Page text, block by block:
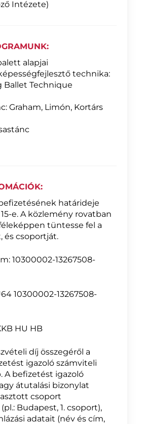
Intézete)
alapjai
technika:
Ballet Technique
Graham, Limón, Kortárs
határideje
e. A közlemény rovatban
tüntesse fel a
és csoportját.
10300002-13267508-
10300002-13267508-
HU HB
díj összegéről a
igazoló számviteli
A befizetést igazoló
átutalási bizonylat
csoport
Budapest, 1. csoport),
adatait (név és cím,